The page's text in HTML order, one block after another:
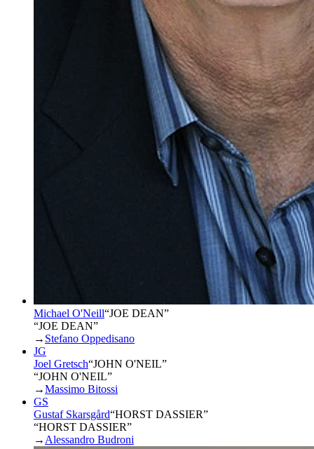
Michael O'Neill“JOE DEAN”
“JOE DEAN”
→ Stefano Oppedisano
JG
Joel Gretsch“JOHN O'NEIL”
“JOHN O'NEIL”
→Massimo Bitossi
GS
Gustaf Skarsgård“HORST DASSIER”
“HORST DASSIER”
→ Alessandro Budroni